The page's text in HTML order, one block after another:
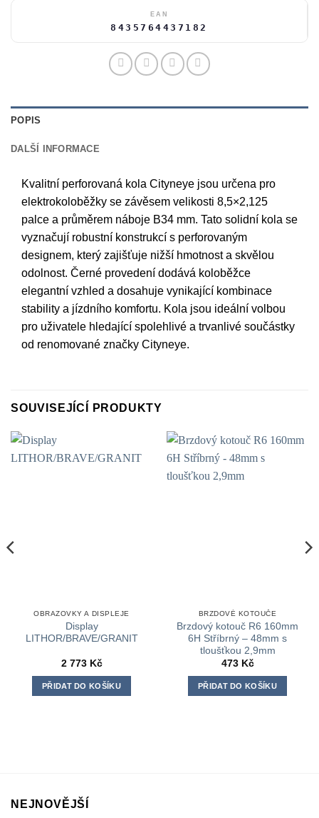
EAN
8435764437182
POPIS
DALŠÍ INFORMACE
Kvalitní perforovaná kola Cityneye jsou určena pro
elektrokoloběžky se závěsem velikosti 8,5×2,125
palce a průměrem náboje B34 mm. Tato solidní kola se
vyznačují robustní konstrukcí s perforovaným
designem, který zajišťuje nižší hmotnost a skvělou
odolnost. Černé provedení dodává koloběžce
elegantní vzhled a dosahuje vynikající kombinace
stability a jízdního komfortu. Kola jsou ideální volbou
pro uživatele hledající spolehlivé a trvanlivé součástky
od renomované značky Cityneye.
SOUVISEJÍCÍ PRODUKTY
OBRAZOVKY A DISPLEJE
Display
LITHOR/BRAVE/GRANIT
2 773 Kč
PŘIDAT DO KOŠÍKU
BRZDOVÉ KOTOUČE
Brzdový kotouč R6 160mm
6H Stříbrný – 48mm s
tloušťkou 2,9mm
473 Kč
PŘIDAT DO KOŠÍKU
NEJNOVĚJŠÍ